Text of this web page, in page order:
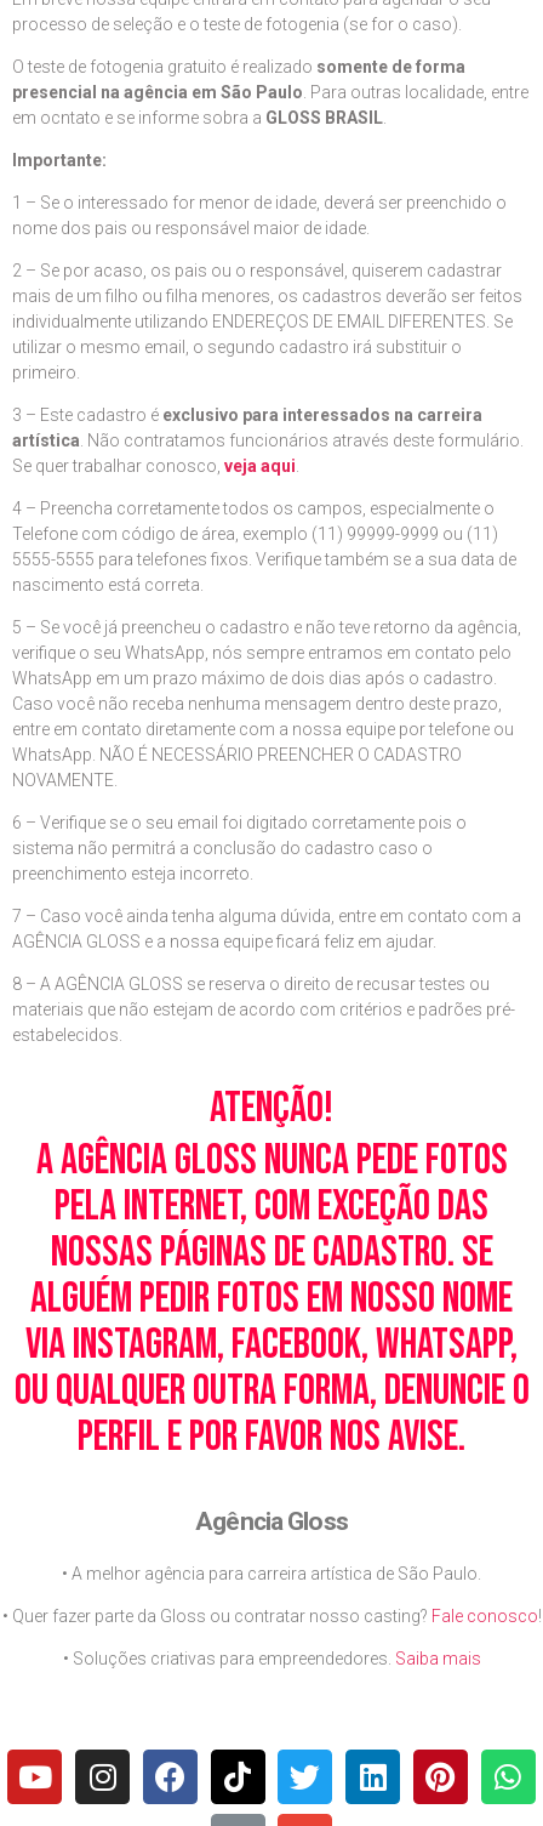
processo de seleção e o teste de fotogenia (se for o caso).
O teste de fotogenia gratuito é realizado somente de forma
presencial na agência em São Paulo . Para outras localidade, entre
em ocntato e se informe sobra a GLOSS BRASIL
Importante:
1 – Se o interessado for menor de idade, deverá ser preenchido o
nome dos pais ou responsável maior de idade.
2 – Se por acaso, os pais ou o responsável, quiserem cadastrar
mais de um filho ou filha menores, os cadastros deverão ser feitos
individualmente utilizando ENDEREÇOS DE EMAIL DIFERENTES. Se
utilizar o mesmo email, o segundo cadastro irá substituir o
primeiro.
3 – Este cadastro é exclusivo para interessados na carreira
artística . Não contratamos funcionários através deste formulário.
Se quer trabalhar conosco, veja aqui
4 – Preencha corretamente todos os campos, especialmente o
Telefone com código de área, exemplo (11) 99999-9999 ou (11)
5555-5555 para telefones fixos. Verifique também se a sua data de
nascimento está correta.
5 – Se você já preencheu o cadastro e não teve retorno da agência,
verifique o seu WhatsApp, nós sempre entramos em contato pelo
WhatsApp em um prazo máximo de dois dias após o cadastro.
Caso você não receba nenhuma mensagem dentro deste prazo,
entre em contato diretamente com a nossa equipe por telefone ou
WhatsApp. NÃO É NECESSÁRIO PREENCHER O CADASTRO
NOVAMENTE.
6 – Verifique se o seu email foi digitado corretamente pois o
sistema não permitrá a conclusão do cadastro caso o
preenchimento esteja incorreto.
7 – Caso você ainda tenha alguma dúvida, entre em contato com a
AGÊNCIA GLOSS e a nossa equipe ficará feliz em ajudar.
8 – A AGÊNCIA GLOSS se reserva o direito de recusar testes ou
materiais que não estejam de acordo com critérios e padrões pré-
estabelecidos.
Atenção!
A Agência Gloss nunca pede fotos
pela Internet, com exceção das
nossas páginas de cadastro. Se
alguém pedir fotos em nosso nome
via Instagram, Facebook, WhatsApp,
ou qualquer outra forma, denuncie o
perfil e por favor nos avise.
Agência Gloss
• A melhor agência para carreira artística de São Paulo.
• Quer fazer parte da Gloss ou contratar nosso casting? Fale conosco!
• Soluções criativas para empreendedores. Saiba mais